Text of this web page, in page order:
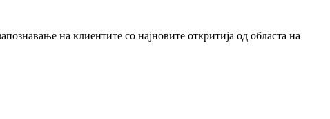
на клиентите со најновите откритија од областа на